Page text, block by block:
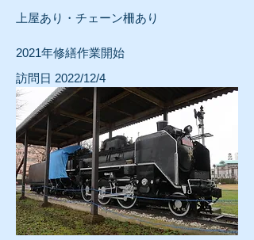
上屋あり・チェーン柵あり
​2021年修繕作業開始
訪問日 2022/12/4